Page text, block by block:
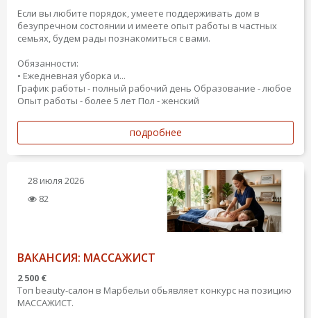
Если вы любите порядок, умеете поддерживать дом в
безупречном состоянии и имеете опыт работы в частных
семьях, будем рады познакомиться с вами.
Обязанности:
• Ежедневная уборка и...
График работы - полный рабочий день Образование - любое
Опыт работы - более 5 лет Пол - женский
подробнее
28 июля 2026
82
ВАКАНСИЯ: МАССАЖИСТ
2 500 €
Топ beauty-салон в Марбельи обьявляет конкурс на позицию
МАССАЖИСТ.